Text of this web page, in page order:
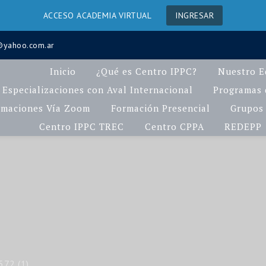
ACCESO ACADEMIA VIRTUAL INGRESAR
Inicio ¿Qué es Centro IPPC?
Nuestro
Especializaciones con Aval Internacional
Vía Zoom
Formación Presencial
Centro IPPC TREC
Centro CPPA REDEPP
(1)